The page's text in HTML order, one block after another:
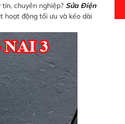
chuyên nghiệp? Sửa Điện
hoạt động tối ưu và kéo dài